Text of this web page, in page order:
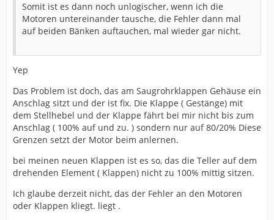
Somit ist es dann noch unlogischer, wenn ich die
Motoren untereinander tausche, die Fehler dann mal
auf beiden Bänken auftauchen, mal wieder gar nicht.
Yep
Das Problem ist doch, das am Saugrohrklappen Gehäuse ein
Anschlag sitzt und der ist fix. Die Klappe ( Gestänge) mit
dem Stellhebel und der Klappe fährt bei mir nicht bis zum
Anschlag ( 100% auf und zu. ) sondern nur auf 80/20% Diese
Grenzen setzt der Motor beim anlernen.
bei meinen neuen Klappen ist es so, das die Teller auf dem
drehenden Element ( Klappen) nicht zu 100% mittig sitzen.
Ich glaube derzeit nicht, das der Fehler an den Motoren
oder Klappen kliegt. liegt .